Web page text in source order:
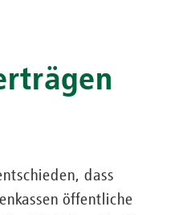
dass
öffentliche